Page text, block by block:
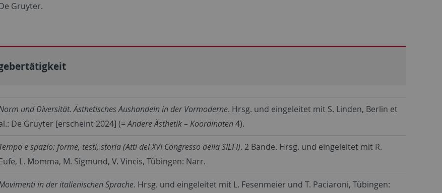
Gruyter.
und Diversität. Ästhetisches Aushandeln in der Vormoderne. Hrsg. und eingeleitet mit S. Linden, Berlin et
De Gruyter [erscheint 2024] (=Andere Ästhetik – Koordinaten4).
e spazio: forme, testi, storia (Atti del XVI Congresso della SILFI). 2 Bände. Hrsg. und eingeleitet mit R.
L. Momma, M. Sigmund, V. Vincis, Tübingen: Narr.
in der italienischen Sprache. Hrsg. und eingeleitet mit L. Fesenmeier und T. Paciaroni, Tübingen: